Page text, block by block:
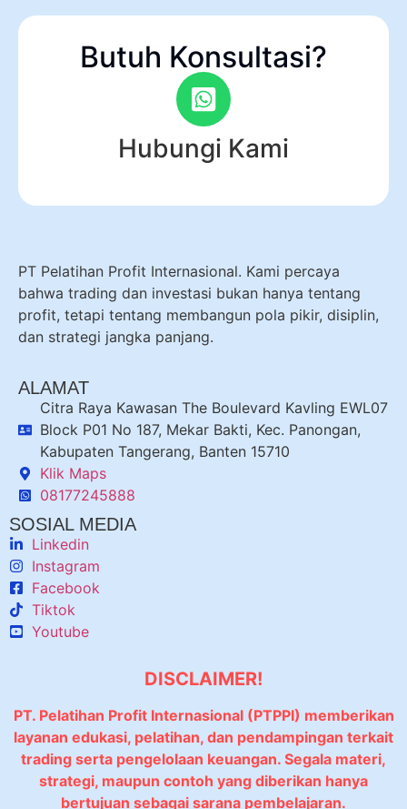
Butuh Konsultasi?
Hubungi Kami
PT Pelatihan Profit Internasional. Kami percaya
bahwa trading dan investasi bukan hanya tentang
profit, tetapi tentang membangun pola pikir, disiplin,
dan strategi jangka panjang.
ALAMAT
Citra Raya Kawasan The Boulevard Kavling EWL07
Block P01 No 187, Mekar Bakti, Kec. Panongan,
Kabupaten Tangerang, Banten 15710
Klik Maps
08177245888
SOSIAL MEDIA
Linkedin
Instagram
Facebook
Tiktok
Youtube
DISCLAIMER!
PT. Pelatihan Profit Internasional (PTPPI) memberikan
layanan edukasi, pelatihan, dan pendampingan terkait
trading serta pengelolaan keuangan. Segala materi,
strategi, maupun contoh yang diberikan hanya
bertujuan sebagai sarana pembelajaran.